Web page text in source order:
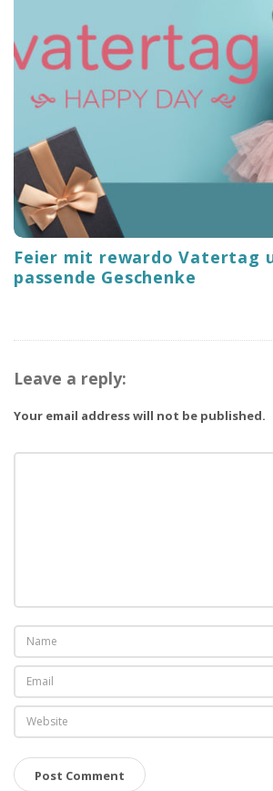
Feier mit rewardo Vatertag
passende Geschenke
Leave a reply:
Your email address will not be published.